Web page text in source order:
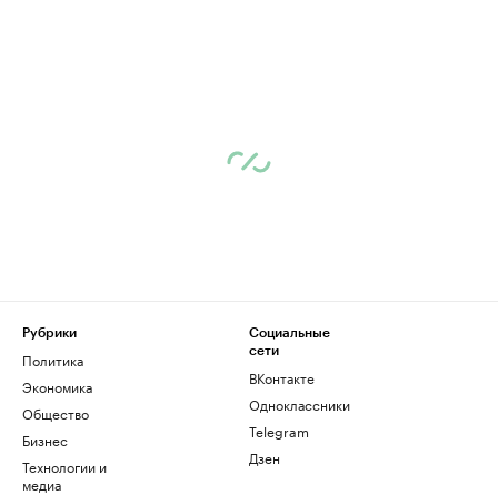
Рубрики
Политика
Экономика
Общество
Бизнес
Технологии и
медиа
Социальные
сети
ВКонтакте
Одноклассники
Telegram
Дзен